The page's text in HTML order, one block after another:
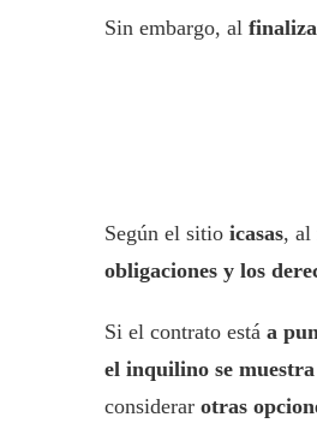
Sin embargo, al
Según el sitio icasas, al
obligaciones y los
Si el contrato está a
el inquilino se
considerar otras